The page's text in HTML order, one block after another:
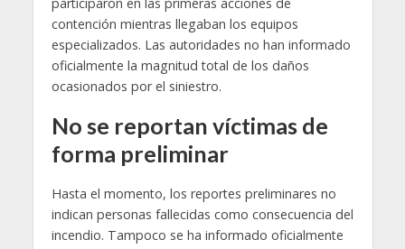
contención mientras llegaban los equipos
especializados. Las autoridades no han informado
oficialmente la magnitud total de los daños
ocasionados por el siniestro.
No se reportan víctimas de
forma preliminar
Hasta el momento, los reportes preliminares no
indican personas fallecidas como consecuencia del
incendio. Tampoco se ha informado oficialmente